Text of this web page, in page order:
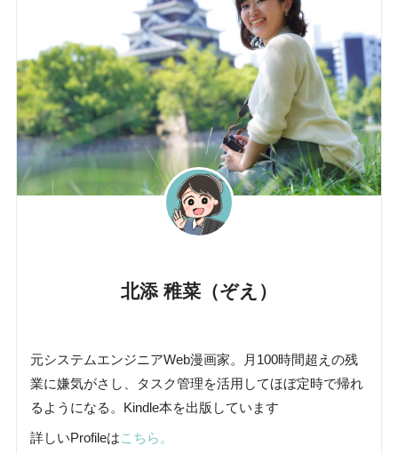
北添 稚菜（ぞえ）
元システムエンジニアWeb漫画家。月100時間超えの残
業に嫌気がさし、タスク管理を活用してほぼ定時で帰れ
るようになる。Kindle本を出版しています
詳しいProfileはこちら。